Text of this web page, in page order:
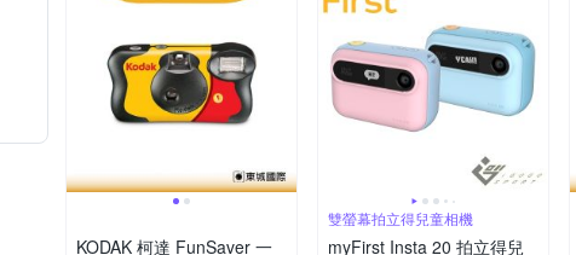
KODAK 柯達 FunSaver 一
雙螢幕拍立得兒童相機
myFirst Insta 20 拍立得兒